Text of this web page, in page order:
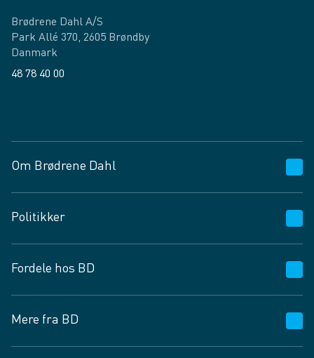
Brødrene Dahl A/S
Park Allé 370, 2605 Brøndby
Danmark
48 78 40 00
Om Brødrene Dahl
Vagttelefon 30 10 89 89
Spørgsmål og svar
Job og karriere
Fødevarekontrolrapport
Politikker
Privatlivspolitik
Cookies
Vilkår og betingelser
Fordele hos BD
BD app
BD.dk services
Mere fra BD